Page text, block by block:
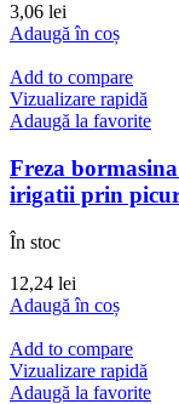
3,06 lei
Adaugă în coș
Add to compare
Vizualizare rapidă
Adaugă la favorite
Freza
irigatii prin
În stoc
12,24 lei
Adaugă în coș
Add to compare
Vizualizare rapidă
Adaugă la favorite